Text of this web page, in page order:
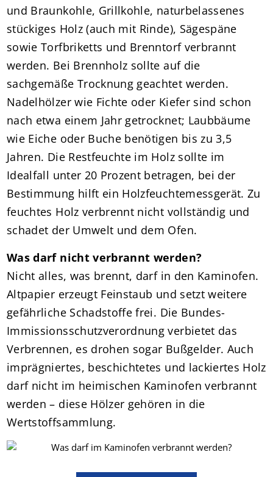
und Braunkohle, Grillkohle, naturbelassenes
stückiges Holz (auch mit Rinde), Sägespäne
sowie Torfbriketts und Brenntorf verbrannt
werden. Bei Brennholz sollte auf die
sachgemäße Trocknung geachtet werden.
Nadelhölzer wie Fichte oder Kiefer sind schon
nach etwa einem Jahr getrocknet; Laubbäume
wie Eiche oder Buche benötigen bis zu 3,5
Jahren. Die Restfeuchte im Holz sollte im
Idealfall unter 20 Prozent betragen, bei der
Bestimmung hilft ein Holzfeuchtemessgerät. Zu
feuchtes Holz verbrennt nicht vollständig und
schadet der Umwelt und dem Ofen.
Was darf nicht verbrannt werden?
Nicht alles, was brennt, darf in den Kaminofen.
Altpapier erzeugt Feinstaub und setzt weitere
gefährliche Schadstoffe frei. Die Bundes-
Immissionsschutzverordnung verbietet das
Verbrennen, es drohen sogar Bußgelder. Auch
imprägniertes, beschichtetes und lackiertes Holz
darf nicht im heimischen Kaminofen verbrannt
werden – diese Hölzer gehören in die
Wertstoffsammlung.